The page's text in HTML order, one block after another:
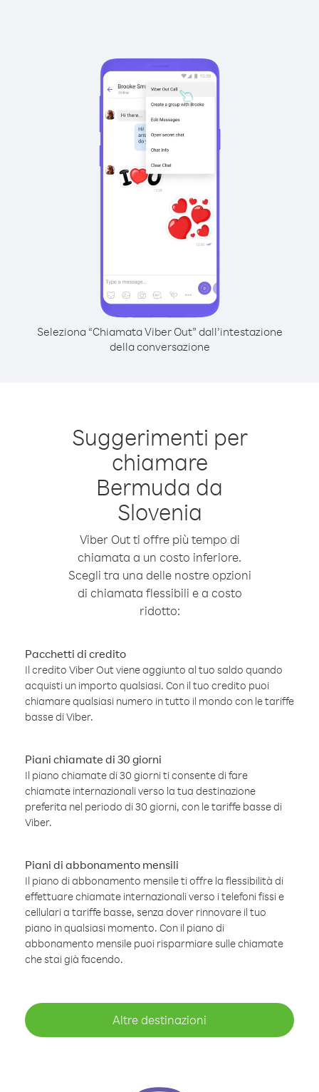
Seleziona “Chiamata Viber Out” dall’intestazione
della conversazione
Suggerimenti per
chiamare
Bermuda da
Slovenia
Viber Out ti offre più tempo di
chiamata a un costo inferiore.
Scegli tra una delle nostre opzioni
di chiamata flessibili e a costo
ridotto:
Pacchetti di credito
Il credito Viber Out viene aggiunto al tuo saldo quando
acquisti un importo qualsiasi. Con il tuo credito puoi
chiamare qualsiasi numero in tutto il mondo con le tariffe
basse di Viber.
Piani chiamate di 30 giorni
Il piano chiamate di 30 giorni ti consente di fare
chiamate internazionali verso la tua destinazione
preferita nel periodo di 30 giorni, con le tariffe basse di
Viber.
Piani di abbonamento mensili
Il piano di abbonamento mensile ti offre la flessibilità di
effettuare chiamate internazionali verso i telefoni fissi e
cellulari a tariffe basse, senza dover rinnovare il tuo
piano in qualsiasi momento. Con il piano di
abbonamento mensile puoi risparmiare sulle chiamate
che stai già facendo.
Altre destinazioni